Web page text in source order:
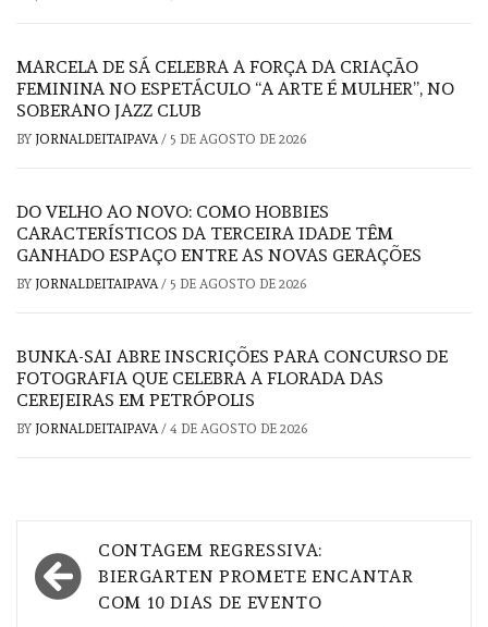
MARCELA DE SÁ CELEBRA A FORÇA DA CRIAÇÃO
FEMININA NO ESPETÁCULO “A ARTE É MULHER”, NO
SOBERANO JAZZ CLUB
BY JORNALDEITAIPAVA / 5 DE AGOSTO DE 2026
DO VELHO AO NOVO: COMO HOBBIES
CARACTERÍSTICOS DA TERCEIRA IDADE TÊM
GANHADO ESPAÇO ENTRE AS NOVAS GERAÇÕES
BY JORNALDEITAIPAVA / 5 DE AGOSTO DE 2026
BUNKA-SAI ABRE INSCRIÇÕES PARA CONCURSO DE
FOTOGRAFIA QUE CELEBRA A FLORADA DAS
CEREJEIRAS EM PETRÓPOLIS
BY JORNALDEITAIPAVA / 4 DE AGOSTO DE 2026
Navegação
de
CONTAGEM REGRESSIVA:
BIERGARTEN PROMETE ENCANTAR
COM 10 DIAS DE EVENTO